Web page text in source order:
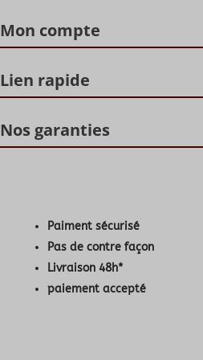
Mon compte
Lien rapide
Nos garanties
Paiment sécurisé
Pas de contre façon
Livraison 48h*
paiement accepté